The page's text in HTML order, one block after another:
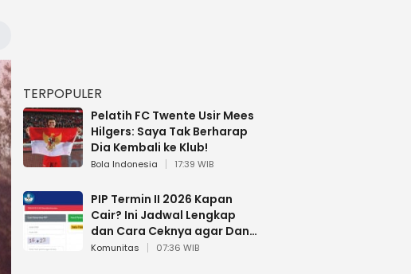
TERPOPULER
Pelatih FC Twente Usir Mees
Hilgers: Saya Tak Berharap
Dia Kembali ke Klub!
Bola Indonesia 17:39 WIB
PIP Termin II 2026 Kapan
Cair? Ini Jadwal Lengkap
dan Cara Ceknya agar Dana
Tidak Hangus!
Komunitas 07:36 WIB